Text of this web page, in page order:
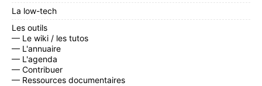
La low-tech
Les outils
— Le wiki / les tutos
— L'annuaire
— L'agenda
— Contribuer
— Ressources documentaires